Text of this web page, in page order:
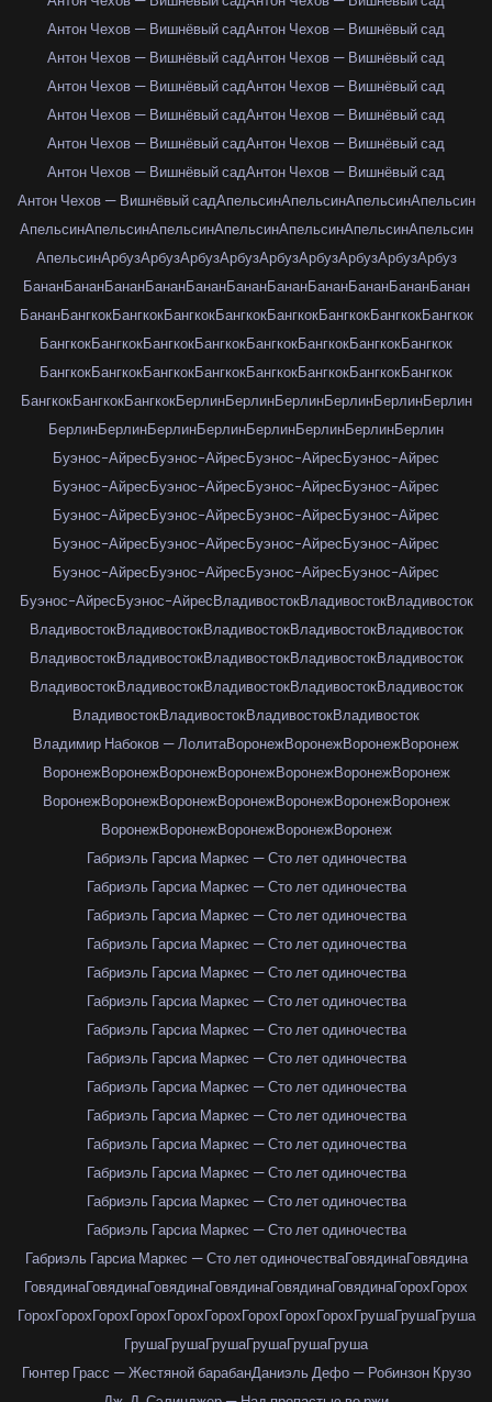
Антон Чехов — Вишнёвый садАнтон Чехов — Вишнёвый сад
Антон Чехов — Вишнёвый садАнтон Чехов — Вишнёвый сад
Антон Чехов — Вишнёвый садАнтон Чехов — Вишнёвый сад
Антон Чехов — Вишнёвый садАнтон Чехов — Вишнёвый сад
Антон Чехов — Вишнёвый садАнтон Чехов — Вишнёвый сад
Антон Чехов — Вишнёвый садАнтон Чехов — Вишнёвый сад
Антон Чехов — Вишнёвый садАпельсинАпельсинАпельсинАпельсин
АпельсинАпельсинАпельсинАпельсинАпельсинАпельсинАпельсин
АпельсинАрбузАрбузАрбузАрбузАрбузАрбузАрбузАрбузАрбуз
БананБананБананБананБананБананБананБананБананБананБанан
БананБангкокБангкокБангкокБангкокБангкокБангкокБангкокБангкок
БангкокБангкокБангкокБангкокБангкокБангкокБангкокБангкок
БангкокБангкокБангкокБангкокБангкокБангкокБангкокБангкок
БангкокБангкокБангкокБерлинБерлинБерлинБерлинБерлинБерлин
БерлинБерлинБерлинБерлинБерлинБерлинБерлинБерлин
Буэнос-АйресБуэнос-АйресБуэнос-АйресБуэнос-Айрес
Буэнос-АйресБуэнос-АйресБуэнос-АйресБуэнос-Айрес
Буэнос-АйресБуэнос-АйресБуэнос-АйресБуэнос-Айрес
Буэнос-АйресБуэнос-АйресБуэнос-АйресБуэнос-Айрес
Буэнос-АйресБуэнос-АйресБуэнос-АйресБуэнос-Айрес
Буэнос-АйресБуэнос-АйресВладивостокВладивостокВладивосток
ВладивостокВладивостокВладивостокВладивостокВладивосток
ВладивостокВладивостокВладивостокВладивостокВладивосток
ВладивостокВладивостокВладивостокВладивостокВладивосток
ВладивостокВладивостокВладивостокВладивосток
Владимир Набоков — ЛолитаВоронежВоронежВоронежВоронеж
ВоронежВоронежВоронежВоронежВоронежВоронежВоронеж
ВоронежВоронежВоронежВоронежВоронежВоронежВоронеж
ВоронежВоронежВоронежВоронежВоронеж
Габриэль Гарсиа Маркес — Сто лет одиночества
Габриэль Гарсиа Маркес — Сто лет одиночества
Габриэль Гарсиа Маркес — Сто лет одиночества
Габриэль Гарсиа Маркес — Сто лет одиночества
Габриэль Гарсиа Маркес — Сто лет одиночества
Габриэль Гарсиа Маркес — Сто лет одиночества
Габриэль Гарсиа Маркес — Сто лет одиночества
Габриэль Гарсиа Маркес — Сто лет одиночества
Габриэль Гарсиа Маркес — Сто лет одиночества
Габриэль Гарсиа Маркес — Сто лет одиночества
Габриэль Гарсиа Маркес — Сто лет одиночества
Габриэль Гарсиа Маркес — Сто лет одиночества
Габриэль Гарсиа Маркес — Сто лет одиночества
Габриэль Гарсиа Маркес — Сто лет одиночества
Габриэль Гарсиа Маркес — Сто лет одиночестваГовядинаГовядина
ГовядинаГовядинаГовядинаГовядинаГовядинаГовядинаГорохГорох
ГорохГорохГорохГорохГорохГорохГорохГорохГорохГрушаГрушаГруша
ГрушаГрушаГрушаГрушаГрушаГруша
Гюнтер Грасс — Жестяной барабанДаниэль Дефо — Робинзон Крузо